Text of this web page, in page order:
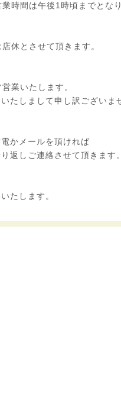
時間は午後1時頃までとなり
休とさせて頂きます。
業いたします。
たしまして申し訳ございま
かメールを頂ければ
返しご連絡させて頂きます。
たします。